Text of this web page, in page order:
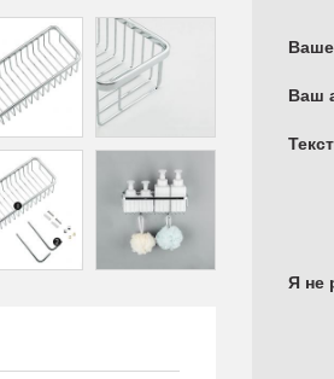
Ваш
Я не